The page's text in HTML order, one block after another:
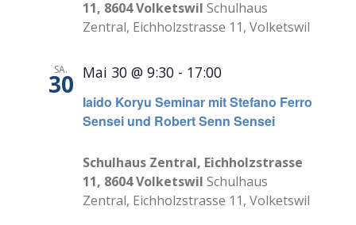
11, 8604 Volketswil Schulhaus
Zentral, Eichholzstrasse 11, Volketswil
SA.
30
Iaido Koryu Seminar mit Stefano Ferro
Sensei und Robert Senn Sensei
Mai 30 @ 9:30- 17:00
Schulhaus Zentral, Eichholzstrasse
11, 8604 Volketswil Schulhaus
Zentral, Eichholzstrasse 11, Volketswil